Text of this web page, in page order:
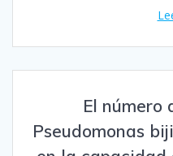
El número
Pseudomonas